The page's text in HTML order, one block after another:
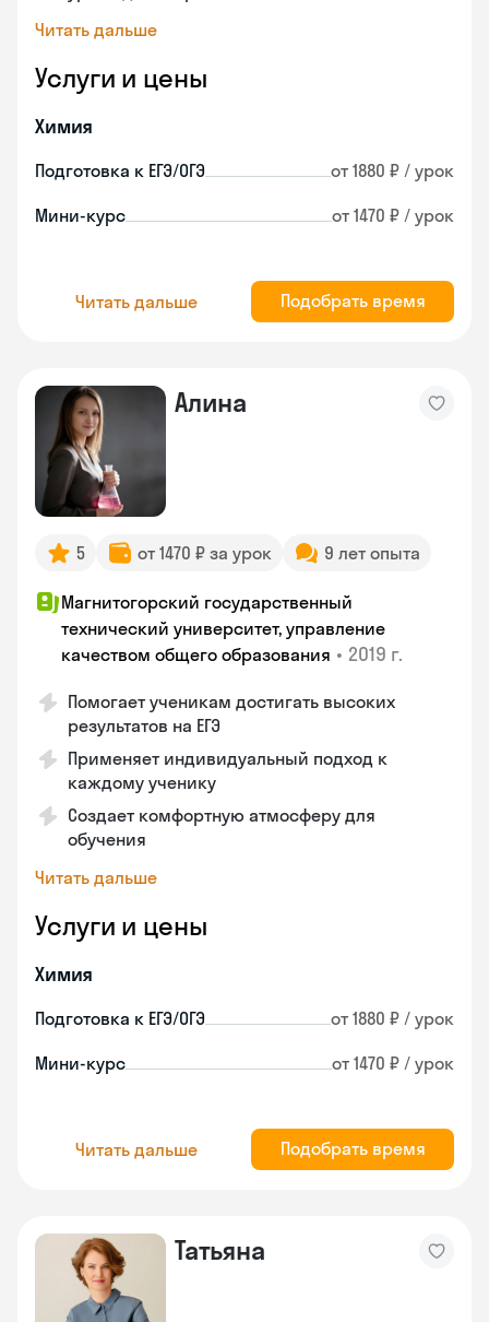
Читать дальше
Услуги и цены
Химия
Подготовка к ЕГЭ/ОГЭ от 1880 ₽ / урок
Мини-курс от 1470 ₽ / урок
Читать дальше Подобрать время
Алина
5 от 1470 ₽ за урок 9 лет опыта
Магнитогорский государственный
технический университет, управление
качеством общего образования • 2019 г.
Помогает ученикам достигать высоких
результатов на ЕГЭ
Применяет индивидуальный подход к
каждому ученику
Создает комфортную атмосферу для
обучения
Читать дальше
Услуги и цены
Химия
Подготовка к ЕГЭ/ОГЭ от 1880 ₽ / урок
Мини-курс от 1470 ₽ / урок
Читать дальше Подобрать время
Татьяна